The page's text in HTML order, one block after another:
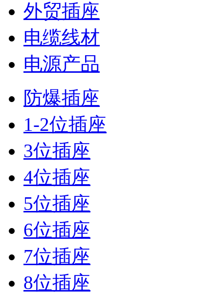
外贸插座
电缆线材
电源产品
防爆插座
1-2位插座
3位插座
4位插座
5位插座
6位插座
7位插座
8位插座